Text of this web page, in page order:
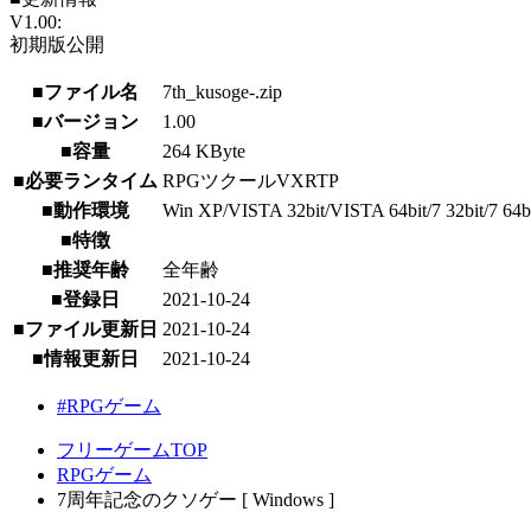
V1.00:
初期版公開
■ファイル名
7th_kusoge-.zip
■バージョン
1.00
■容量
264 KByte
■必要ランタイム RPGツクールVXRTP
■動作環境
Win XP/VISTA 32bit/VISTA 64bit/7 32bit/7
■特徴
■推奨年齢
全年齢
■登録日
2021-10-24
■ファイル更新日 2021-10-24
■情報更新日
2021-10-24
#RPGゲーム
フリーゲームTOP
RPGゲーム
7周年記念のクソゲー [ Windows ]